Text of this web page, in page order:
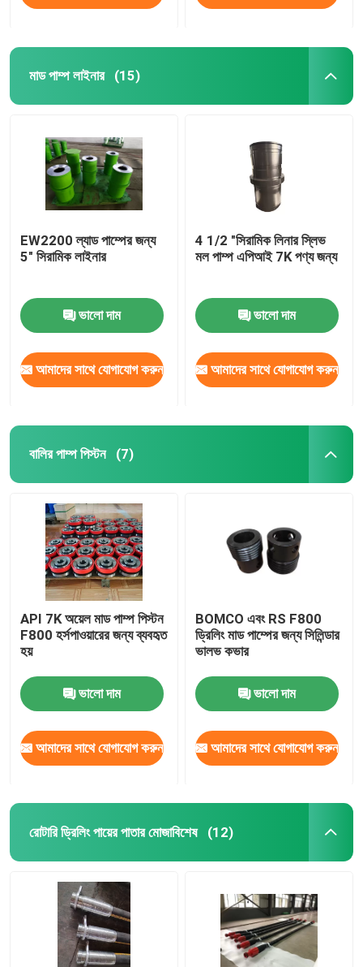
মাড পাম্প লাইনার (15)
EW2200 ল্যাড পাম্পের জন্য
5" সিরামিক লাইনার
ভালো দাম
আমাদের সাথে যোগাযোগ করুন
4 1/2 "সিরামিক লিনার স্লিভ
মল পাম্প এপিআই 7K পণ্য জন্য
ভালো দাম
আমাদের সাথে যোগাযোগ করুন
বালির পাম্প পিস্টন (7)
API 7K অয়েল মাড পাম্প পিস্টন
F800 হর্সপাওয়ারের জন্য ব্যবহৃত
হয়
ভালো দাম
আমাদের সাথে যোগাযোগ করুন
BOMCO এবং RS F800
ড্রিলিং মাড পাম্পের জন্য সিলিন্ডার
ভালভ কভার
ভালো দাম
আমাদের সাথে যোগাযোগ করুন
রোটারি ড্রিলিং পায়ের পাতার মোজাবিশেষ (12)